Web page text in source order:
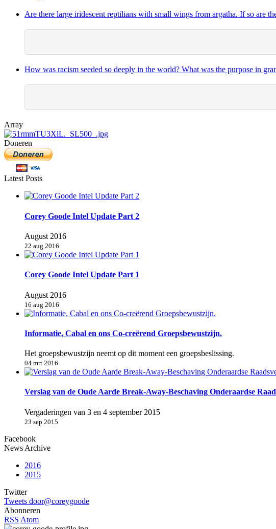
Are there large iridescent reptilians with small wings from argatha. If so are
How was racism seeded so deeply in the world? What was the purpose in
Array
Doneren
Latest Posts
Corey Goode Intel Update Part 2
August 2016
22 aug 2016
Corey Goode Intel Update Part 1
August 2016
16 aug 2016
Informatie, Cabal en ons Co-creërend Groepsbewustzijn.
Het groepsbewustzijn neemt op dit moment een groepsbeslissing.
04 mrt 2016
Verslag van de Oude Aarde Break-Away-Beschaving Onderaardse
Vergaderingen van 3 en 4 september 2015
23 sep 2015
Facebook
News Archive
2016
2015
Twitter
Tweets door@coreygoode
Abonneren
RSS Atom